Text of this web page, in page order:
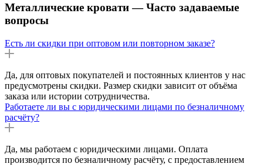
Металлические кровати — Часто задаваемые
вопросы
Есть ли скидки при оптовом или повторном заказе?
Да, для оптовых покупателей и постоянных клиентов у нас
предусмотрены скидки. Размер скидки зависит от объёма
заказа или истории сотрудничества.
Работаете ли вы с юридическими лицами по безналичному
расчёту?
Да, мы работаем с юридическими лицами. Оплата
производится по безналичному расчёту, с предоставлением